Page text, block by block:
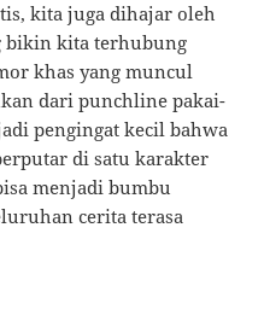
kita juga dihajar oleh
bikin kita terhubung
khas yang muncul
dari punchline pakai-
pengingat kecil bahwa
di satu karakter
menjadi bumbu
cerita terasa